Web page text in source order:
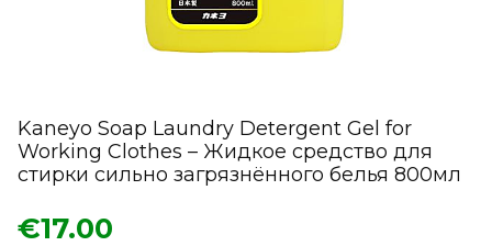
Kaneyo Soap Laundry Detergent Gel for
Working Clothes – Жидкое средство для
стирки сильно загрязнённого белья 800мл
€17.00